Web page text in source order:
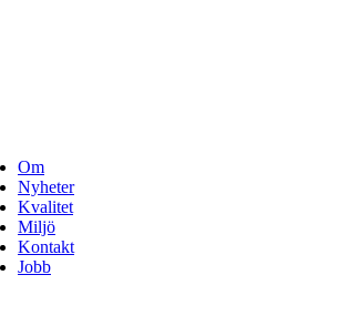
Om
Nyheter
Kvalitet
Miljö
Kontakt
Jobb